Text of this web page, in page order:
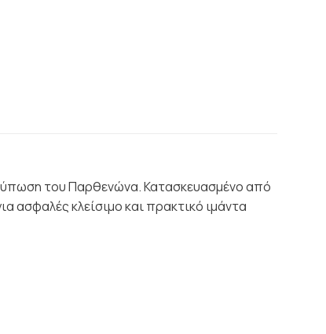
του Παρθενώνα. Κατασκευασμένο από
ασφαλές κλείσιμο και πρακτικό ιμάντα